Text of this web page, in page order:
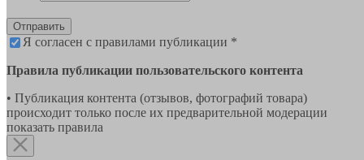
Отправить
Я согласен с правилами публикации *
Правила публикации пользовательского контента
• Публикация контента (отзывов, фотографий товара)
происходит только после их предварительной модерации
показать правила